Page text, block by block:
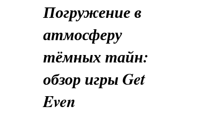
Погружение в
атмосферу
тёмных тайн:
обзор игры Get
Even